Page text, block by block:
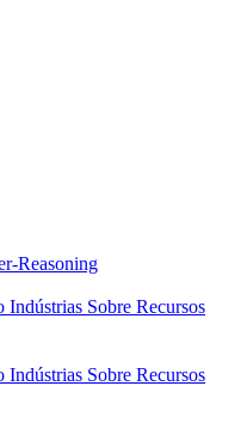
Reasoning
Indústrias Sobre Recursos
Indústrias Sobre Recursos